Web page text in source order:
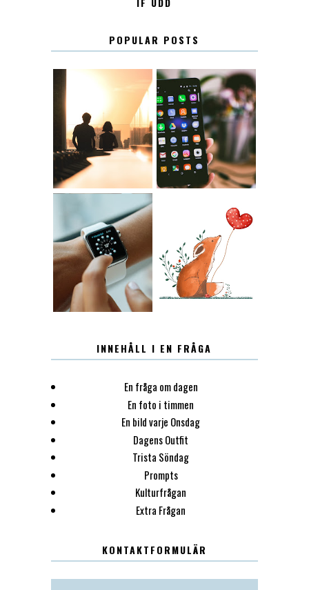
POPULAR POSTS
KONTAKT KONTAKTLISTA
12.30 LUGN
INNEHÅLL I EN FRÅGA
En fråga om dagen
En foto i timmen
En bild varje Onsdag
Dagens Outfit
Trista Söndag
Prompts
Kulturfrågan
Extra Frågan
KONTAKTFORMULÄR